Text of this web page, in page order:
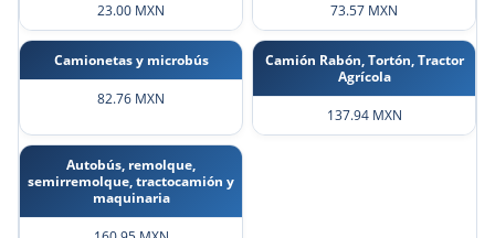
23.00 MXN 73.57 MXN
Camionetas y microbús
82.76 MXN
Camión Rabón, Tortón, Tractor
Agrícola
137.94 MXN
Autobús, remolque,
semirremolque, tractocamión y
maquinaria